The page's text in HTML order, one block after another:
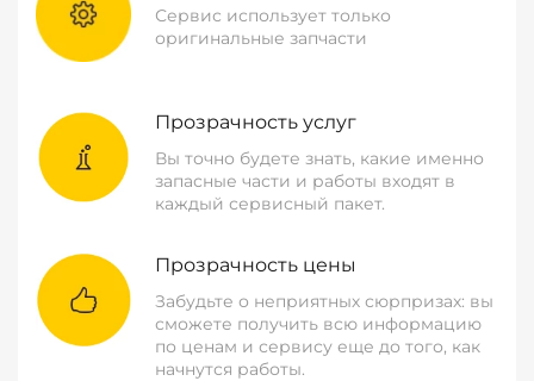
Сервис использует только
оригинальные запчасти
Прозрачность услуг
Вы точно будете знать, какие именно
запасные части и работы входят в
каждый сервисный пакет.
Прозрачность цены
Забудьте о неприятных сюрпризах: вы
сможете получить всю информацию
по ценам и сервису еще до того, как
начнутся работы.